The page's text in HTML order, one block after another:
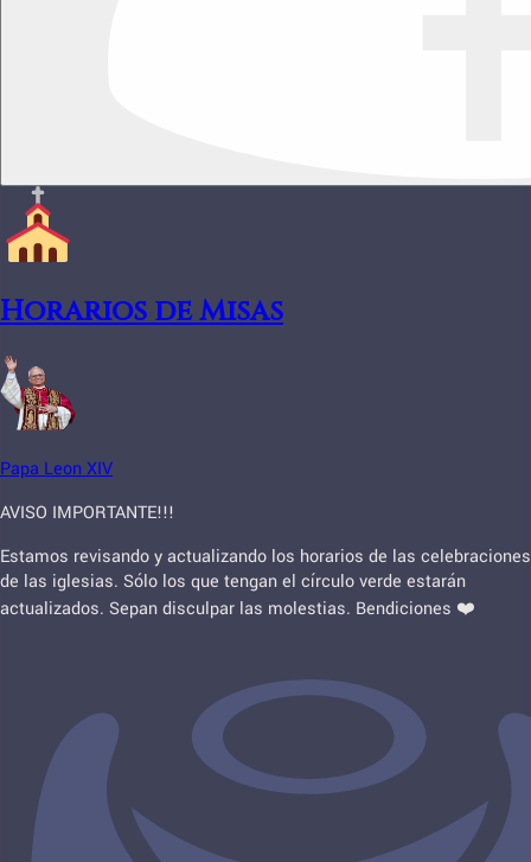
Horarios de Misas
Papa Leon XIV
AVISO IMPORTANTE!!!
Estamos revisando y actualizando los horarios de las celebraciones
de las iglesias. Sólo los que tengan el círculo verde estarán
actualizados. Sepan disculpar las molestias. Bendiciones ❤️